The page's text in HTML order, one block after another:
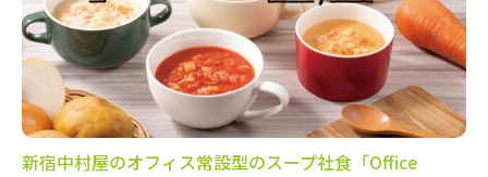
新宿中村屋のオフィス常設型のスープ社食「Office